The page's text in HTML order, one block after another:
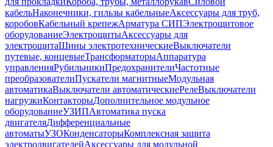
кабельНаконечники, гильзы кабельныеАксессуары для труб,
коробовКабельный крепежАрматура СИПЭлектрощитовое
оборудованиеЭлектрощитыАксессуары для
электрощитаШины электротехническиеВыключатели
путевые, концевыеТрансформаторыАппаратура
управленияРубильникиПредохранителиЧастотные
преобразователиПускатели магнитныеМодульная
автоматикаВыключатели автоматическиеРелеВыключатели
нагрузкиКонтакторыДополнительное модульное
оборудованиеУЗИПАвтоматика пуска
двигателяДифференциальные
автоматыУЗОКонденсаторыКомплексная защита
электродвигателейАксессуары для модульной